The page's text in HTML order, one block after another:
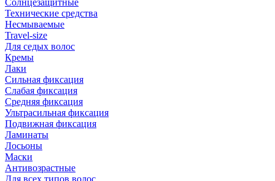
Солнцезащитные
Технические средства
Несмываемые
Travel-size
Для седых волос
Кремы
Лаки
Сильная фиксация
Слабая фиксация
Средняя фиксация
Ультрасильная фиксация
Подвижная фиксация
Ламинаты
Лосьоны
Маски
Антивозрастные
Для всех типов волос